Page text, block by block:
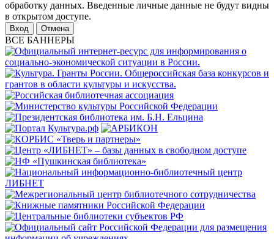
обработку данных. Введенные личные данные не будут видны
в открытом доступе.
Отмена
ВСЕ БАННЕРЫ